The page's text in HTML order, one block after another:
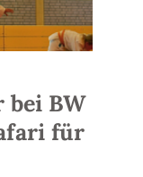
bei BW
für